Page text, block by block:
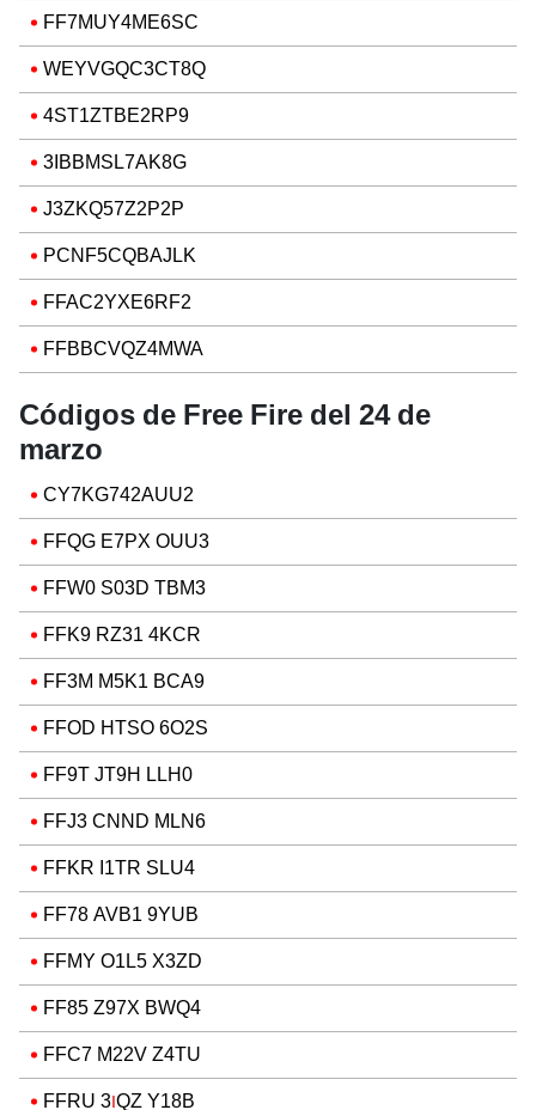
FF7MUY4ME6SC
WEYVGQC3CT8Q
4ST1ZTBE2RP9
3IBBMSL7AK8G
J3ZKQ57Z2P2P
PCNF5CQBAJLK
FFAC2YXE6RF2
FFBBCVQZ4MWA
Códigos de Free Fire del 24 de
marzo
CY7KG742AUU2
FFQG E7PX OUU3
FFW0 S03D TBM3
FFK9 RZ31 4KCR
FF3M M5K1 BCA9
FFOD HTSO 6O2S
FF9T JT9H LLH0
FFJ3 CNND MLN6
FFKR I1TR SLU4
FF78 AVB1 9YUB
FFMY O1L5 X3ZD
FF85 Z97X BWQ4
FFC7 M22V Z4TU
FFRU 3IQZ Y18B